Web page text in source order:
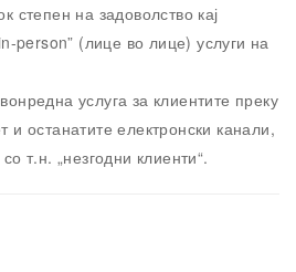
степен на задоволство кај
person” (лице во лице) услуги на
услуга за клиентите преку
и останатите електронски канали,
т.н. „незгодни клиенти“.